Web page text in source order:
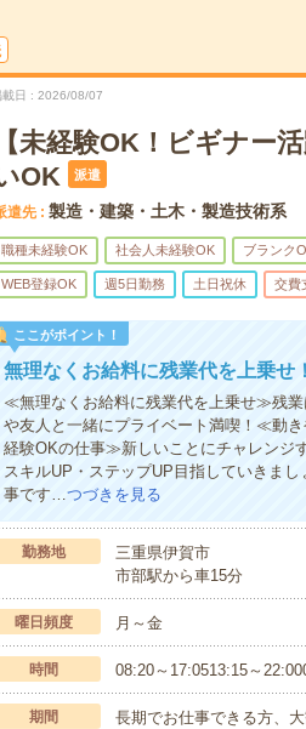
日 2026/08/07
【未経験OK！ビギナー
OK
派遣
遣先 製造・建築・土木・製造技術系
職種未経験OK 社会人未経験OK ブランク
WEB登録OK 週5日勤務 土日祝休 交費
ここがポイント！
無理なくお給料に残業代を上乗せ
≪無理なくお給料に残業代を上乗せ≫残
や友人と一緒にプライベート満喫！≪動
経験OKの仕事≫新しいことにチャレンジ
スキルUP・ステップUP目指していきま
事です…つづきを見る
勤務地
三重県伊賀市
市部駅から車15分
曜日頻度 月～金
時間 08:20～17:0513:15～
期間 長期でお仕事できる方、大